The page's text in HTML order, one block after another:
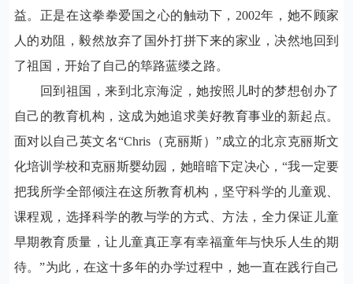
益。正是在这拳拳爱国之心的触动下， 2002年，她不顾家
人的劝阻，毅然放弃了国外打拼下来的家业，决然地回到
了祖国，开始了自己的筚路蓝缕之路。
回到祖国，来到北京海淀，她按照儿时的梦想创办了
自己的教育机构，这成为她追求美好教育事业的新起点。
面对以自己英文名“Chris （克丽斯）”成立的北京克丽斯文
化培训学校和克丽斯婴幼园，她暗暗下定决心，“我一定要
把我所学全部倾注在这所教育机构，坚守科学的儿童观、
课程观，选择科学的教与学的方式、方法，全力保证儿童
早期教育质量，让儿童真正享有幸福童年与快乐人生的期
待。”为此，在这十多年的办学过程中，她一直在践行自己